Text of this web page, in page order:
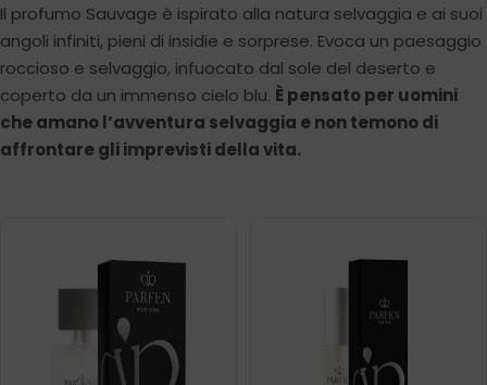
Il profumo Sauvage è ispirato alla natura selvaggia e ai suoi
angoli infiniti, pieni di insidie e sorprese. Evoca un paesaggio
roccioso e selvaggio, infuocato dal sole del deserto e
coperto da un immenso cielo blu. È pensato per uomini
che amano l’avventura selvaggia e non temono di
affrontare gli imprevisti della vita.